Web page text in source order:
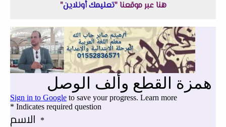
هنا عبر موقعنا "تعليمك أونلاين"